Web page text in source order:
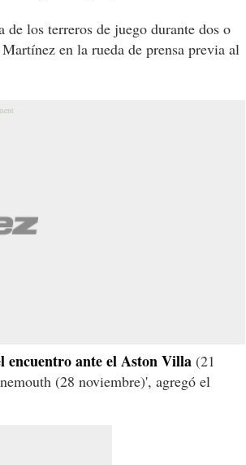
de los terreros de juego durante dos o
en la rueda de prensa previa al
encuentro ante el Aston Villa (21
(28 noviembre)', agregó el